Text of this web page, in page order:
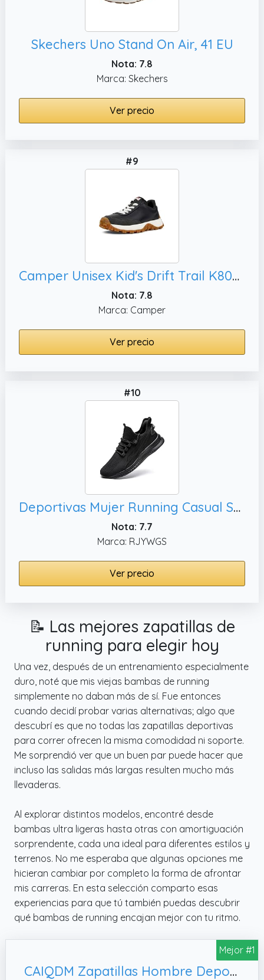
Skechers Uno Stand On Air, 41 EU
Nota: 7.8
Marca: Skechers
Ver precio
#9
Camper Unisex Kid's Drift Trail K800548 Sneaker, 10.5 UK Child
Nota: 7.8
Marca: Camper
Ver precio
#10
Deportivas Mujer Running Casual Sneakers Deporte Tenis Sport Fitness Trekking Crossfit Bambas Ligero Trabajo Slip Ins Zapatillas Negras 42 EU
Nota: 7.7
Marca: RJYWGS
Ver precio
📝 Las mejores zapatillas de
running para elegir hoy
Una vez, después de un entrenamiento especialmente
duro, noté que mis viejas bambas de running
simplemente no daban más de sí. Fue entonces
cuando decidí probar varias alternativas; algo que
descubrí es que no todas las zapatillas deportivas
para correr ofrecen la misma comodidad ni soporte.
Me sorprendió ver que un buen par puede hacer que
incluso las salidas más largas resulten mucho más
llevaderas.
Al explorar distintos modelos, encontré desde
bambas ultra ligeras hasta otras con amortiguación
sorprendente, cada una ideal para diferentes estilos y
terrenos. No me esperaba que algunas opciones me
hicieran cambiar por completo la forma de afrontar
mis carreras. En esta selección comparto esas
experiencias para que tú también puedas descubrir
qué bambas de running encajan mejor con tu ritmo.
Mejor #1
CAIQDM Zapatillas Hombre Deportivas Running Bambas De Exterior Tenis Deportes Zapatos Transpirables Casual Correr Gimnasio Sneaker Negro 43 EU